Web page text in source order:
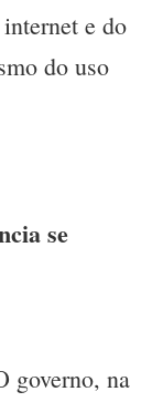
e do
do uso
se
governo, na